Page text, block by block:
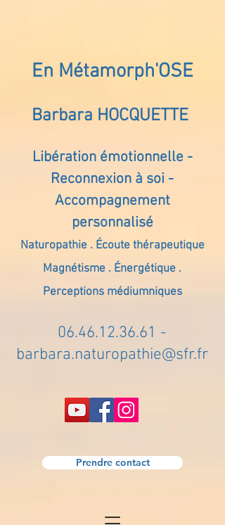
En Métamorph'OSE
Barbara HOCQUETTE
Libération émotionnelle -
Reconnexion à soi -
Accompagnement
personnalisé
Naturopathie . Écoute thérapeutique
Magnétisme . Énergétique .
Perceptions médiumniques
06.46.12.36.61 -
barbara.naturopathie@sfr.fr
Prendre contact